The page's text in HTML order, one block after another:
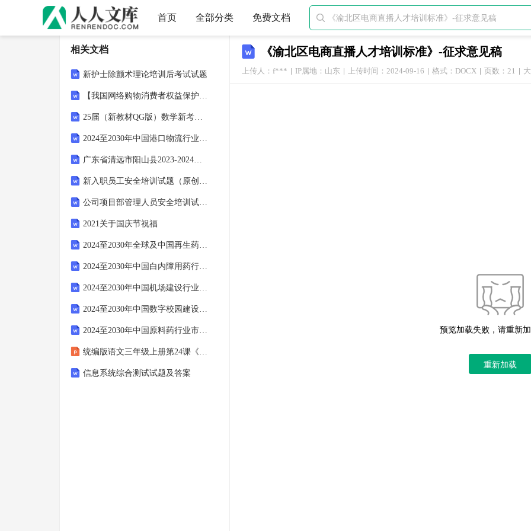
首页 全部分类 免费文档 
《渝北区电商直播人才培训标准》-征求意见稿
上传人：f*** IP属地：山东 上传时间：2024-09-16 格式：DOCX 页数：21
预览加载失败，请重新
重新加载
相关文档
新护士除颤术理论培训后考试试题
【我国网络购物消费者权益保护存在的问题及优化建议9500字（论文）】
25届（新教材QG版）数学新考案基础课36基本立体图形、简单几何体的表面积和体积
2024至2030年中国港口物流行业深度调研及投资战略分析报告
广东省清远市阳山县2023-2024学年七年级上学期9月月考道德与法治试卷
新入职员工安全培训试题（原创题）
公司项目部管理人员安全培训试题及答案考试直接用
2021关于国庆节祝福
2024至2030年全球及中国再生药物行业市场分析及投资建议报告
2024至2030年中国白内障用药行业深度调研及投资战略分析报告
2024至2030年中国机场建设行业市场发展现状及竞争格局预测报告
2024至2030年中国数字校园建设市场预测与投资规划分析报告
2024至2030年中国原料药行业市场运行及投资策略咨询报告
统编版语文三年级上册第24课《司马光》教学课件
信息系统综合测试试题及答案